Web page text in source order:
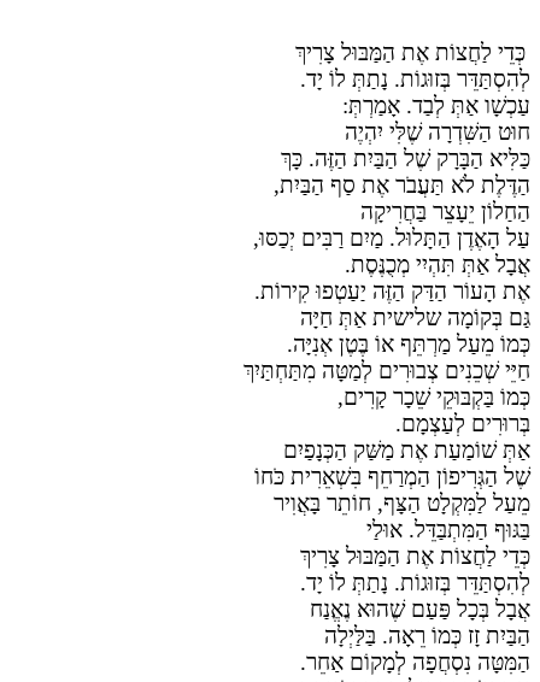
כְּדֵי לַחֲצוֹת אֶת הַמַּבּוּל צָרִיךְ
לְהִסְתַּדֵּר בְּזוּגוֹת. נָתַתְּ לוֹ יָד.
עַכְשָׁו אַתְּ לְבַד. אָמַרְתְּ:
חוּט הַשִּׁדְרָה שֶׁלִּי יִהְיֶה
כַּלִּיא הַבָּרָק שֶׁל הַבַּיִת הַזֶּה. כָּךְ
הַדֶּלֶת לֹא תַּעֲבֹר אֶת סַף הַבַּיִת,
הַחַלוֹן יֵעָצֵר בַּחֲרִיקָה
עַל הָאֶדֶן הַתָּלוּל. מַיִם רַבִּים יְכַסּוּ,
אֲבָל אַתְּ תִּהְיִי מְכֻנֶּסֶת.
אֶת הָעוֹר הַדַּק הַזֶּה יַעַטְפוּ קִירוֹת.
גַּם בְּקוֹמָה שלישית אַתְּ חַיָּה
כְּמוֹ מֵעַל מַרְתֵּף אוֹ בֶּטֶן אְנִיָּה.
חַיֵּי שְׁכֵנִים צְבוּרִים לְמַטָּה מִתַּחְתַּיִךְ
כְּמוֹ בַּקְבּוּקֵי שֵׁכָר קָרִים,
בְּרוּרִים לְעַצְמָם.
אַתְּ שׁוֹמַעַת אֶת מַשַּׁק הַכְּנָפַיִם
שֶׁל הַגְּרִיפוֹן הַמְרַחֵף בִּשְׁאֵרִית כֹּחוֹ
מֵעַל לַמִּקְלָט הַצָּף, חוֹתֵר בָּאֲוִיר
בַּגּוּף הַמִּתְבַּדֵּל. אוּלַי
כְּדֵי לַחֲצוֹת אֶת הַמַּבּוּל צָרִיךְ
לְהִסְתַּדֵּר בְּזוּגוֹת. נָתַתְּ לוֹ יָד.
אֲבָל בְּכָל פַּעַם שֶׁהוּא נֶאֱנַח
הַבַּיִת זָז כְּמוֹ רֵאָה. בַּלַּיְלָה
הַמִּטָּה נִסְחֲפָה לְמָקוֹם אַחֵר.